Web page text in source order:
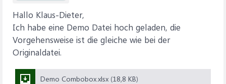
Hallo Klaus-Dieter,
Ich habe eine Demo Datei hoch geladen, die
Vorgehensweise ist die gleiche wie bei der
Originaldatei.
Demo Combobox.xlsx (18,8 KB)